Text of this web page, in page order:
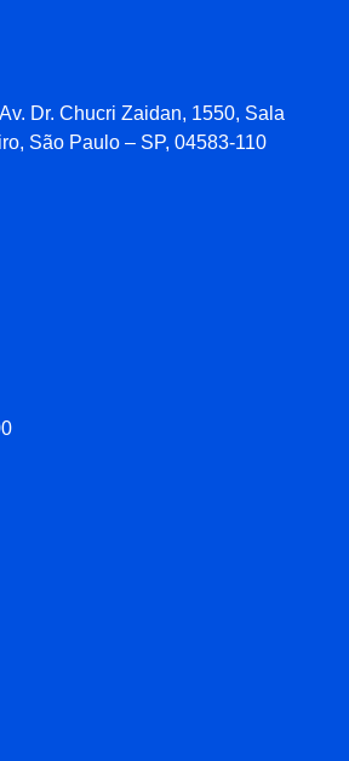
Dr. Chucri Zaidan, 1550, Sala
São Paulo – SP, 04583-110